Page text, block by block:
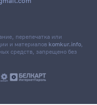
213826